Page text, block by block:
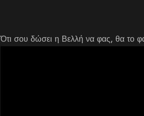
Ότι σου δώσει η Βελλή να φας, θα το